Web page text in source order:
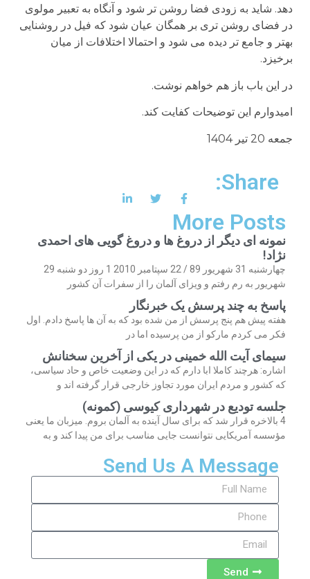
دهد. شاید به زودی فضا روشن تر شود و آنگاه به تعبیر مولوی
در فضای روشن تری بر همگان عیان شود که فیل در روشنایی
بهتر و جامع تر دیده می شود و احتمالا اختلافات از میان
برخیزد.
در این باب باز هم خواهم نوشت.
امیدوارم این توضیحات کفایت کند.
جمعه 20 تیر 1404
Share:
More Posts
نمونه ای دیگر از دروغ ها و دروغ گویی های احمدی
نژاد!
چهارشنبه 31 شهریور 89 / 22 سپتامبر 2010 1 روز دو شنبه 29
شهریور به رم رفتم و ویزای آلمان را از سفرات آن کشور
پاسخ به چند پرسش یک خبرنگار
هفته پیش هم پنج پرسش از من شده بود که به آن ها پاسخ دادم. اول
فکر می کردم مارکو از من پرسیده اما در
سیمای آیت الله خمینی در یکی از آخرین سخنانش
اشاره: هرچند کاملا ابا دارم که در این وضعیت خاص و حاد سیاسی،
که کشور و مردم ایران مورد تجاوز خارجی قرار گرفته اند و
جلسه تودیع در شهرداری کیوسی (کمونه)
4 بالاخره قرار شد که برای سال آینده به آلمان بروم. میزبان ما یعنی
مؤسسه آمریکایی نتوانست جایی مناسب برای من پیدا کند و به
Send Us A Message
Send